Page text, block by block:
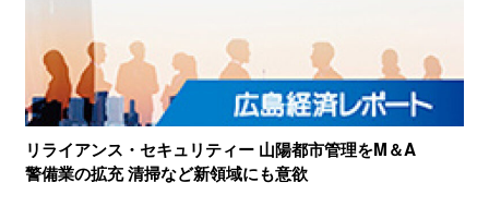
リライアンス・セキュリティー 山陽都市管理をM＆A
警備業の拡充 清掃など新領域にも意欲